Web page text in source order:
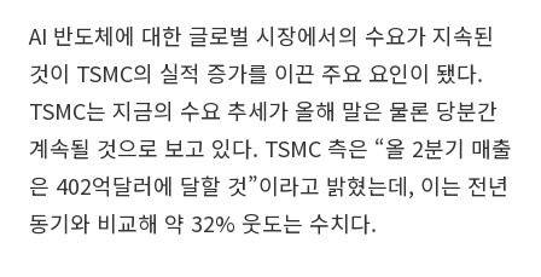
AI 반도체에 대한 글로벌 시장에서의 수요가 지속된
것이 TSMC의 실적 증가를 이끈 주요 요인이 됐다.
TSMC는 지금의 수요 추세가 올해 말은 물론 당분간
계속될 것으로 보고 있다. TSMC 측은 “올 2분기 매출
은 402억달러에 달할 것”이라고 밝혔는데, 이는 전년
동기와 비교해 약 32% 웃도는 수치다.